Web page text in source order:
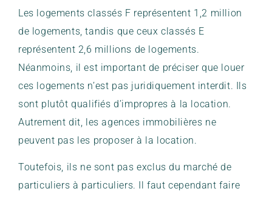
Les logements classés F représentent 1,2 million
de logements, tandis que ceux classés E
représentent 2,6 millions de logements.
Néanmoins, il est important de préciser que louer
ces logements n’est pas juridiquement interdit. Ils
sont plutôt qualifiés d’impropres à la location.
Autrement dit, les agences immobilières ne
peuvent pas les proposer à la location.
Toutefois, ils ne sont pas exclus du marché de
particuliers à particuliers. Il faut cependant faire